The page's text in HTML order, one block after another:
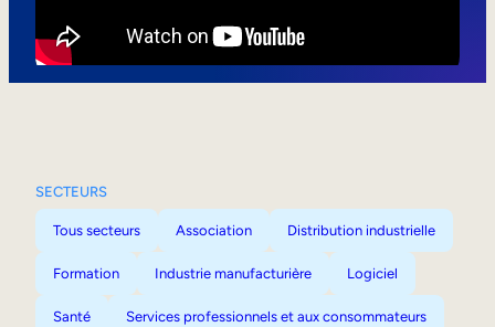
SECTEURS
Tous secteurs Association Distribution industrielle
Formation Industrie manufacturière Logiciel
Santé Services professionnels et aux consommateurs